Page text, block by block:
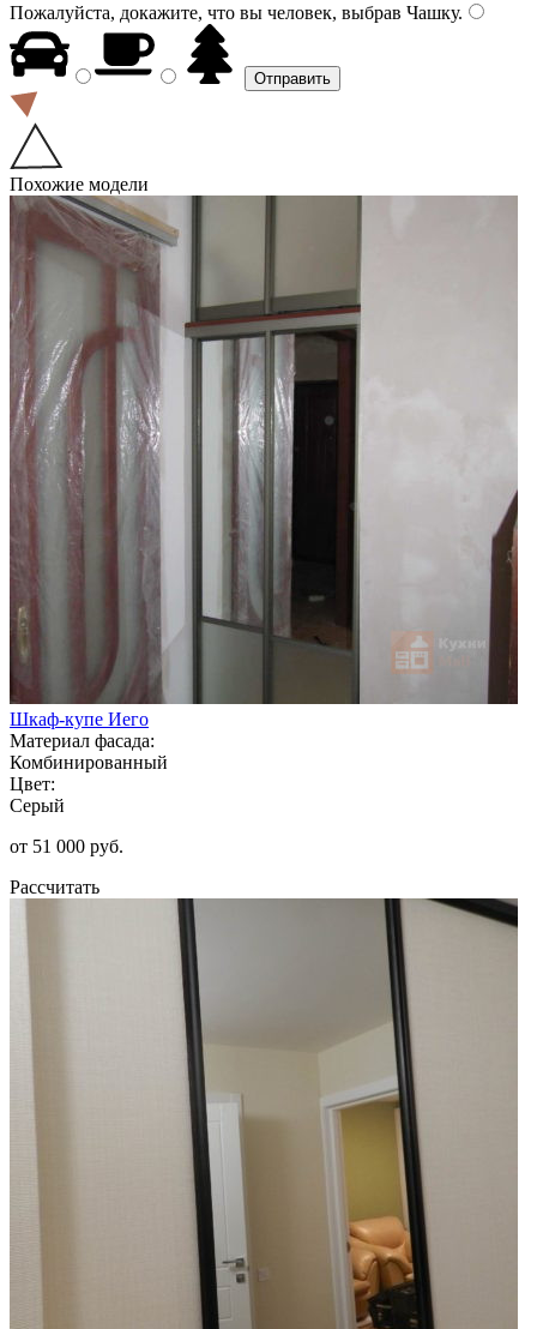
Пожалуйста, докажите, что вы человек, выбрав Чашку.
Похожие модели
Шкаф-купе Иего
Материал фасада:
Комбинированный
Цвет:
Серый
от 51 000 руб.
Рассчитать